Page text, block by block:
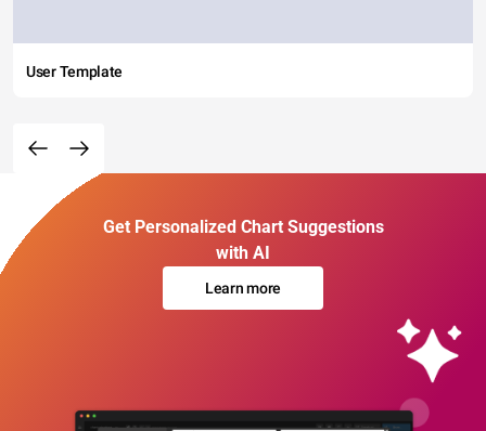
User Template
Get Personalized Chart Suggestions
with AI
Learn more